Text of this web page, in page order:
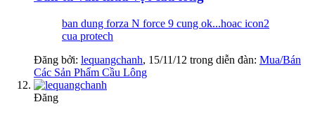
ban dung forza N force 9 cung ok...hoac icon2
cua protech
Đăng bởi: lequangchanh, 15/11/12 trong diễn đàn: Mua/Bán
Các Sản Phẩm Cầu Lông
Đăng